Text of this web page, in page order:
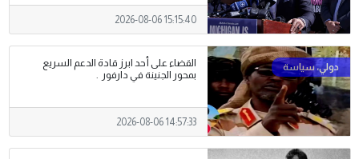
2026-08-06 15:15:40
القضاء على أحد ابرز قادة الدعم السريع
بمحور الجنينة في دارفور .
2026-08-06 14:57:33